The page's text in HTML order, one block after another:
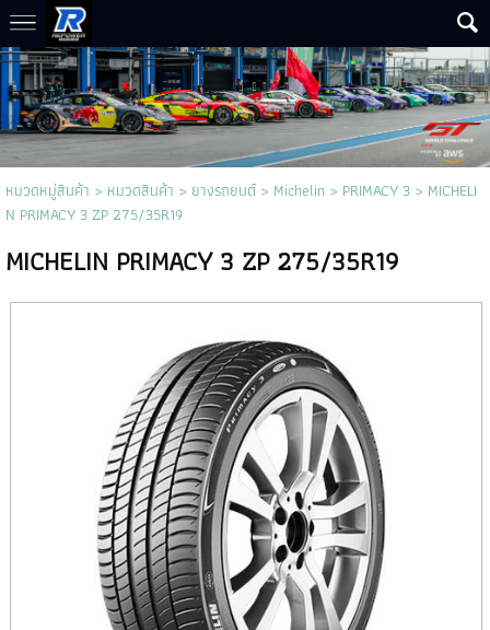
หมวดหมู่สินค้า > หมวดสินค้า >ยางรถยนต์> Michelin> PRIMACY 3> MICHELI
N PRIMACY 3 ZP 275/35R19
MICHELIN PRIMACY 3 ZP 275/35R19